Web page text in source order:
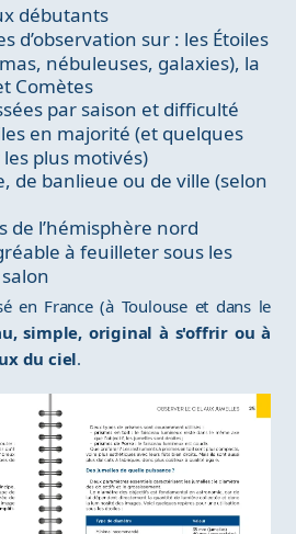
débutants
d’observation sur : les Étoiles
nébuleuses, galaxies), la
Comètes
par saison et difficulté
en majorité (et quelques
plus motivés)
de banlieue ou de ville (selon
de l’hémisphère nord
à feuilleter sous les
en France (à Toulouse et dans le
simple, original à s'offrir ou à
du ciel.